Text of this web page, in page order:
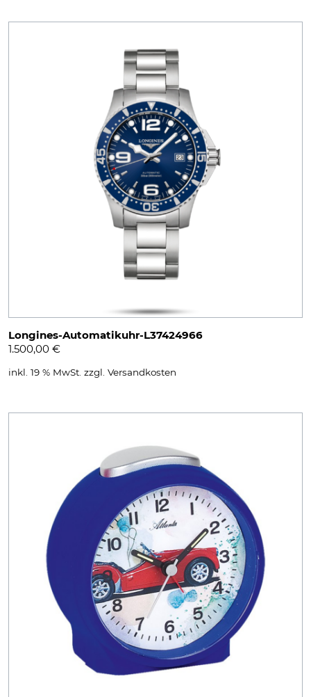
Longines-Automatikuhr-L37424966
1.500,00 €
inkl. 19 % MwSt. zzgl. Versandkosten